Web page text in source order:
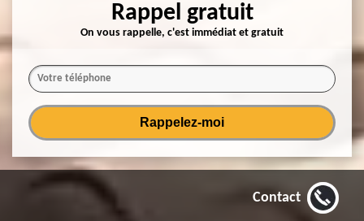
Rappel gratuit
On vous rappelle, c'est immédiat et gratuit
Contact